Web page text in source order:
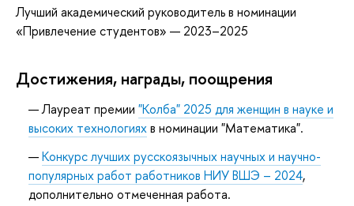
Лучший академический руководитель в номинации
«Привлечение студентов» — 2023–2025
Достижения, награды, поощрения
Лауреат премии "Колба" 2025 для женщин в науке и
высоких технологияхв номинации "Математика".
Конкурс лучших русскоязычных научных и научно-
популярных работ работников НИУ ВШЭ – 2024,
дополнительно отмеченная работа.